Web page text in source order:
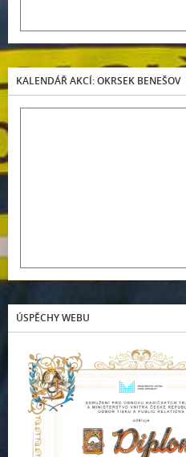
KALENDÁŘ AKCÍ: OKRSEK BENEŠOV
ÚSPĚCHY WEBU